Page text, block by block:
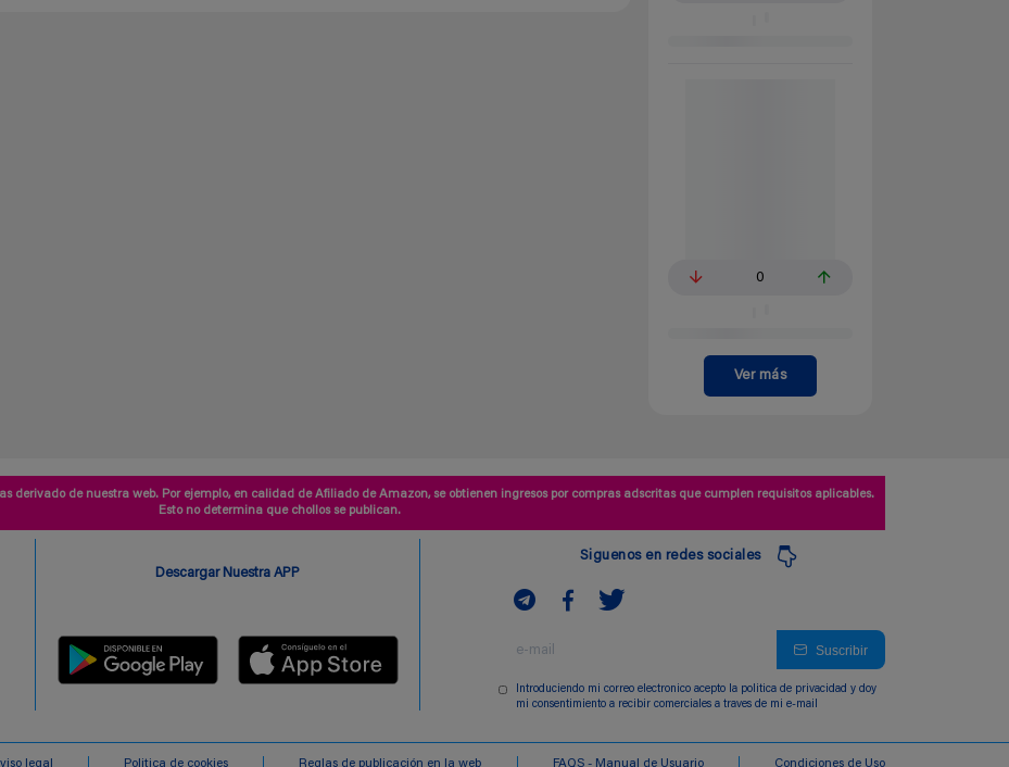
0
Ver más
derivado de nuestra web. Por ejemplo, en calidad de Afiliado de Amazon, se obtienen ingresos por compras adscritas que cumplen requisitos aplicables.
Esto no determina que chollos se publican.
Descargar Nuestra APP
Siguenos en redes sociales
Suscribir
Introduciendo mi correo electronico acepto la politica de privacidad y doy
mi consentimiento a recibir comerciales a traves de mi e-mail
legal Politica de cookies Reglas de publicación en la web FAQS - Manual de Usuario Condiciones de Uso